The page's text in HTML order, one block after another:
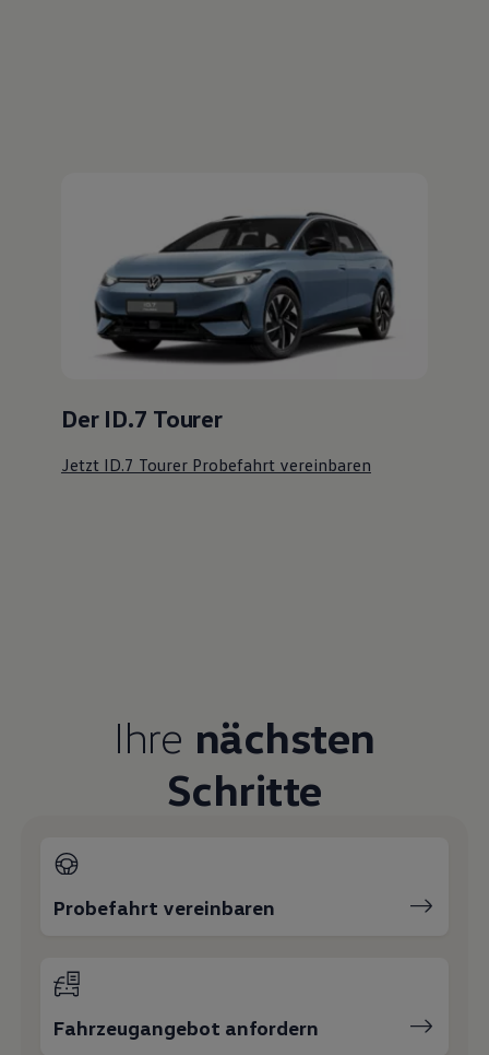
Der ID.7 Tourer
Jetzt ID.7 Tourer Probefahrt vereinbaren
Ihre nächsten
Schritte
Probefahrt vereinbaren
Fahrzeugangebot anfordern